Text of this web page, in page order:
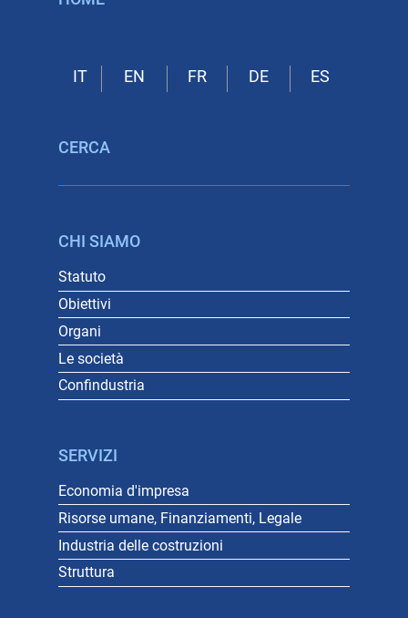
CERCA
CHI SIAMO
Statuto
Obiettivi
Organi
Le società
Confindustria
SERVIZI
Economia d'impresa
Risorse umane, Finanziamenti, Legale
Industria delle costruzioni
Struttura